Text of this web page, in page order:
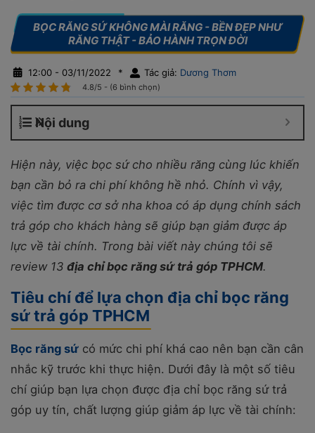
12:00 - 03/11/2022 * Tác giả: Dương Thơm
4.8/5 - (6 bình chọn)
Nội dung
Hiện này, việc bọc sứ cho nhiều răng cùng lúc khiến
bạn cần bỏ ra chi phí không hề nhỏ. Chính vì vậy,
việc tìm được cơ sở nha khoa có áp dụng chính sách
trả góp cho khách hàng sẽ giúp bạn giảm được áp
lực về tài chính. Trong bài viết này chúng tôi sẽ
review 13 địa chỉ bọc răng sứ trả góp TPHCM.
Tiêu chí để lựa chọn địa chỉ bọc răng
sứ trả góp TPHCM
Bọc răng sứ có mức chi phí khá cao nên bạn cần cân
nhắc kỹ trước khi thực hiện. Dưới đây là một số tiêu
chí giúp bạn lựa chọn được địa chỉ bọc răng sứ trả
góp uy tín, chất lượng giúp giảm áp lực về tài chính: